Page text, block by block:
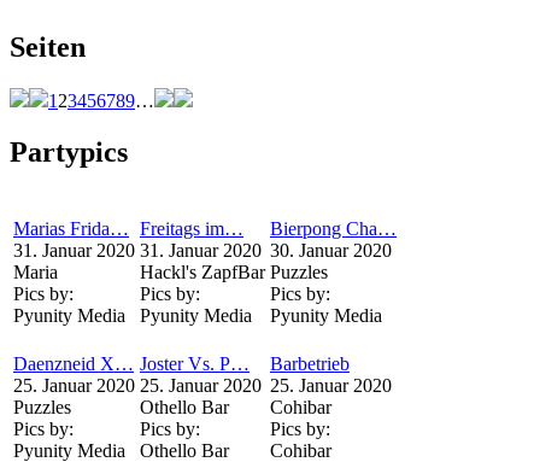
Seiten
1 23456789…
Partypics
Marias Frida…
31. Januar 2020
Maria
Pics by:
Pyunity Media
Freitags im…
31. Januar 2020
Hackl's ZapfBar
Pics by:
Pyunity Media
Bierpong Cha…
30. Januar 2020
Puzzles
Pics by:
Pyunity Media
Daenzneid X…
25. Januar 2020
Puzzles
Pics by:
Pyunity Media
Joster Vs. P…
25. Januar 2020
Othello Bar
Pics by:
Othello Bar
Barbetrieb
25. Januar 2020
Cohibar
Pics by:
Cohibar